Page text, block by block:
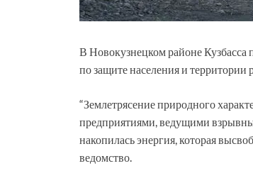
В Новокузнецком районе Кузбасса
по защите населения и
“Землетрясение природного
предприятиями, ведущими
накопилась энергия, которая
ведомство.